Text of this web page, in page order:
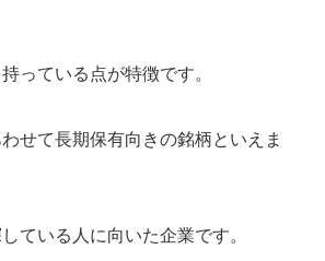
っている点が特徴です。
せて長期保有向きの銘柄といえま
ている人に向いた企業です。